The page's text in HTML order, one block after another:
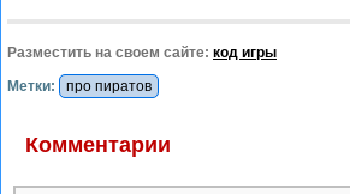
Разместить на своем сайте: код игры
Метки:
про пиратов
Комментарии